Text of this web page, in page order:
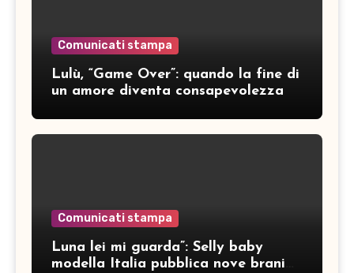
Comunicati stampa
Lulù, “Game Over”: quando la fine di
un amore diventa consapevolezza
Comunicati stampa
Luna lei mi guarda”: Selly baby
modella Italia pubblica nove brani